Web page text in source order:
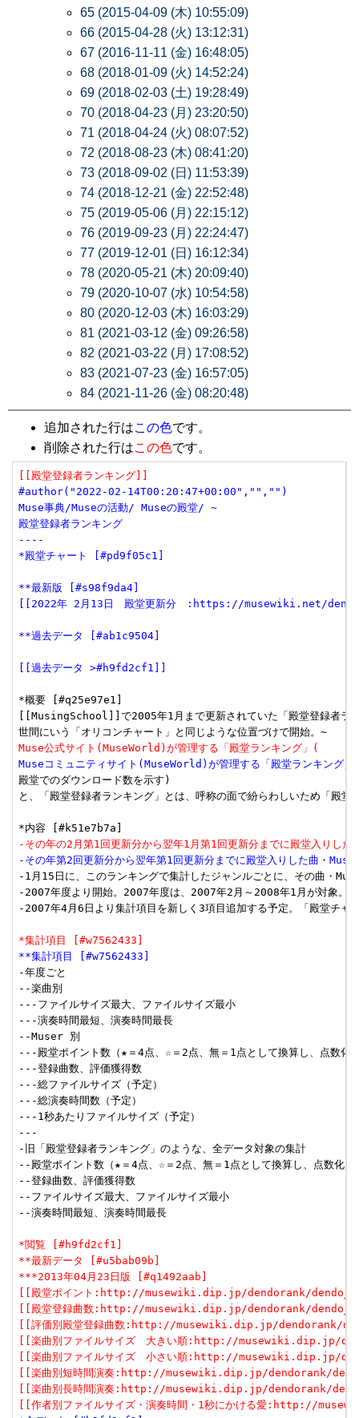
65 (2015-04-09 (木) 10:55:09)
66 (2015-04-28 (火) 13:12:31)
67 (2016-11-11 (金) 16:48:05)
68 (2018-01-09 (火) 14:52:24)
69 (2018-02-03 (土) 19:28:49)
70 (2018-04-23 (月) 23:20:50)
71 (2018-04-24 (火) 08:07:52)
72 (2018-08-23 (木) 08:41:20)
73 (2018-09-02 (日) 11:53:39)
74 (2018-12-21 (金) 22:52:48)
75 (2019-05-06 (月) 22:15:12)
76 (2019-09-23 (月) 22:24:47)
77 (2019-12-01 (日) 16:12:34)
78 (2020-05-21 (木) 20:09:40)
79 (2020-10-07 (水) 10:54:58)
80 (2020-12-03 (木) 16:03:29)
81 (2021-03-12 (金) 09:26:58)
82 (2021-03-22 (月) 17:08:52)
83 (2021-07-23 (金) 16:57:05)
84 (2021-11-26 (金) 08:20:48)
追加された行はこの色です。
削除された行はこの色です。
[[殿堂登録者ランキング]]
#author("2022-02-14T00:20:47+00:00","","")
Muse事典/Museの活動/ Museの殿堂/ ~
殿堂登録者ランキング
----
*殿堂チャート [#pd9f05c1]
**最新版 [#s98f9da4]
[[2022年 2月13日　殿堂更新分　:https://musewiki.net/
**過去データ [#ab1c9504]
[[過去データ >#h9fd2cf1]]
*概要 [#q25e97e1]
[[MusingSchool]]で2005年1月まで更新されていた「殿堂登録者ラ
世間にいう「オリコンチャート」と同じような位置づけで開始。~
Muse公式サイト(MuseWorld)が管理する「殿堂ランキング」(
Museコミュニティサイト(MuseWorld)が管理する「殿堂ランキング」
殿堂でのダウンロード数を示す)
と、「殿堂登録者ランキング」とは、呼称の面で紛らわしいため「殿堂
-その年の2月第1回更新分から翌年1月第1回更新分までに殿堂入りし
-その年第2回更新分から翌年第1回更新分までに殿堂入りした曲・
-1月15日に、このランキングで集計したジャンルごとに、その曲・
-2007年度より開始。2007年度は、2007年2月～2008年1月が対象。
-2007年4月6日より集計項目を新しく3項目追加する予定。「殿堂チャ
*集計項目 [#w7562433]
**集計項目 [#w7562433]
-年度ごと
--楽曲別
---ファイルサイズ最大、ファイルサイズ最小
---演奏時間最短、演奏時間最長
--Muser 別
---殿堂ポイント数（★＝4点、☆＝2点、無＝1点として換算し、点数化
---登録曲数、評価獲得数
---総ファイルサイズ（予定）
---総演奏時間数（予定）
---1秒あたりファイルサイズ（予定）
---
-旧「殿堂登録者ランキング」のような、全データ対象の集計
--殿堂ポイント数（★＝4点、☆＝2点、無＝1点として換算し、点数化し
--登録曲数、評価獲得数
--ファイルサイズ最大、ファイルサイズ最小
--演奏時間最短、演奏時間最長
*閲覧 [#h9fd2cf1]
**最新データ [#u5bab09b]
***2013年04月23日版 [#q1492aab]
[[殿堂ポイント:http://musewiki.dip.jp/dendorank/
[[殿堂登録曲数:http://musewiki.dip.jp/dendorank/
[[評価別殿堂登録曲数:http://musewiki.dip.jp/dendorank/
[[楽曲別ファイルサイズ　大きい順:http://musewiki.dip.jp/
[[楽曲別ファイルサイズ　小さい順:http://musewiki.dip.jp/
[[楽曲別短時間演奏:http://musewiki.dip.jp/dendorank/
[[楽曲別長時間演奏:http://musewiki.dip.jp/dendorank/
[[作者別ファイルサイズ・演奏時間・1秒にかける愛:http://